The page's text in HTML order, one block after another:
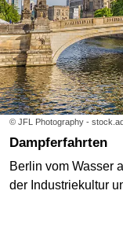
© JFL Photography -
Dampferfahrten
Berlin vom Wasser
der Industriekultur